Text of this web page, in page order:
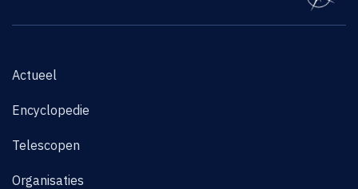
Actueel
Encyclopedie
Telescopen
Organisaties